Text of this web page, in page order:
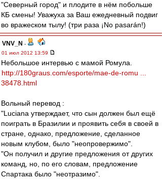
"Северный город" и плодите в нём побольше
КБ смены! Уважуха за Ваш ежедневный подвиг
во вражеском тылу! (три раза ¡No pasarán!)
VNV_N -
01 июл 2012 13:59
Небольшое интервью с мамой Ромула.
http://180graus.com/esporte/mae-de-romu ...
38478.html
Вольный перевод :
"Luciana утверждает, что сын должен был ещё
поиграть в Бразилии и проявить себя в своей в
стране, однако, предложение, сделанное
новым клубом, было "неопровержимо".
"Он получил и другие предложения от других
команд, но, по его словам, предложение
Спартака было "неотразимо".